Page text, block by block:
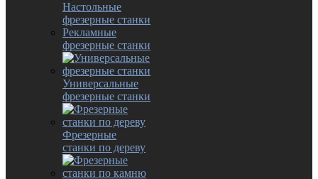
Настольные
фрезерные станки
Рекламные
фрезерные станки
Универсальные
фрезерные станки
Фрезерные
станки по дереву